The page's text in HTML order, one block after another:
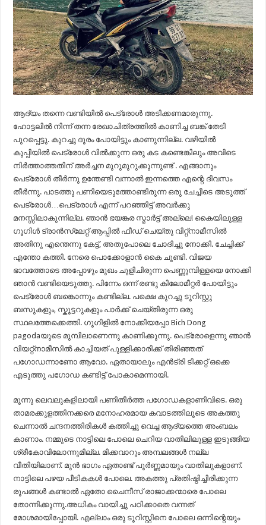
ആദ്യം തന്നെ വണ്ടിയിൽ പെട്രോൾ അടിക്കണമാരുന്നു.
ഹോട്ടലിൽ നിന്ന് തന്ന രേഖാചിത്രത്തിൽ കാണിച്ച ബങ്ക് തേടി
പുറപ്പെട്ടു. കുറച്ചു ദൂരം പോയിട്ടും കാണുന്നില്ല. വഴിയിൽ
കുപ്പിയിൽ പെട്രോൾ വിൽക്കുന്ന ഒരു കട കണ്ടെങ്കിലും അവിടെ
നിർത്താത്തതിന് അർച്ചന മുറുമുറുക്കുന്നുണ്ട് . എങ്ങാനും
പെട്രോൾ തീർന്നു ഉന്തേണ്ടി വന്നാൽ ഇന്നത്തെ എന്റെ ദിവസം
തീർന്നു. പാടത്തു പണിയെടുത്തോണ്ടിരുന്ന ഒരു ചേച്ചീടെ അടുത്ത്
പെട്രോൾ…പെട്രോൾ എന്ന് പറഞ്ഞിട്ട് അവർക്കു
മനസ്സിലാകുന്നില്ല. ഞാൻ ഭയങ്കര സ്മാർട്ട് അല്ലെ! കൈയിലുള്ള
ഗൂഗിൾ ട്രാൻസ്ലേറ്റ് ആപ്പിൽ ഫീഡ് ചെയ്തു വിറ്റ്‌നാമീസിൽ
അതിനു എന്തെന്നു കേട്ട്, അതുപോലെ ചോദിച്ചു നോക്കി. ചേച്ചിക്ക്
എന്തോ കത്തി. നേരെ പൊക്കോളാൻ കൈ ചൂണ്ടി. വിജയ
ഭാവത്തോടെ അപ്പോഴും മുഖം ചുളിചിരുന്ന പെണ്ണുമ്പിള്ളയെ നോക്കി
ഞാൻ വണ്ടിയെടുത്തു. പിന്നേം ഒന്ന് രണ്ടു കിലോമീറ്റർ പോയിട്ടും
പെട്രോൾ ബങ്കൊന്നും കണ്ടില്ല. പക്ഷെ കുറച്ചു ടൂറിസ്റ്റു
ബസുകളും, സ്കൂട്ടറുകളും പാർക്ക് ചെയ്തിരുന്ന ഒരു
സ്ഥലത്തേക്കെത്തി. ഗൂഗിളിൽ നോക്കിയപ്പോ Bich Dong
pagodaയുടെ മുമ്പിലാണെന്നു കാണിക്കുന്നു. പെട്രോളെന്നു ഞാൻ
വിയറ്റ്നാമീസിൽ കാച്ചിയത് പുള്ളിക്കാരിക്ക് തിരിഞ്ഞത്
പഗോഡന്നാണോ ആവോ. ഏതായാലും എൻട്രി ടിക്കറ്റ് ഒക്കെ
എടുത്തു പഗോഡ കണ്ടിട്ട് പോകാമെന്നായി.
മൂന്നു ലെവലുകളിലായി പണിതീർത്ത പഗോഡകളാണിവിടെ. ഒരു
താമരക്കുളത്തിനക്കരെ മനോഹരമായ കവാടത്തിലൂടെ അകത്തു
ചെന്നാൽ ചന്ദനത്തിരികൾ കത്തിച്ചു വെച്ച ആദ്യത്തെ അംബലം
കാണാം. നമ്മുടെ നാട്ടിലെ പോലെ ചെറിയ വാതിലിലുള്ള ഇടുങ്ങിയ
ശ്രീകോവിലോന്നുമില്ല. മിക്കവാറും അമ്പലങ്ങൾ നല്ല
വീതിയിലാണ്. മുൻ ഭാഗം ഏതാണ്ട് പൂർണ്ണമായും വാതിലുകളാണ്.
നാട്ടിലെ പഴയ പീടികകൾ പോലെ. അകത്തു പ്രതിഷ്ഠിച്ചിരിക്കുന്ന
രൂപങ്ങൾ കണ്ടാൽ ഏതോ ചൈനീസ് രാജാക്കന്മാരെ പോലെ
തോന്നിക്കുന്നു.അധികം വായിച്ചു പഠിക്കാതെ വന്നത്
മോശമായിപ്പോയി. എല്ലാം ഒരു ടൂറിസ്റ്റിനെ പോലെ ഒന്നിന്റെയും